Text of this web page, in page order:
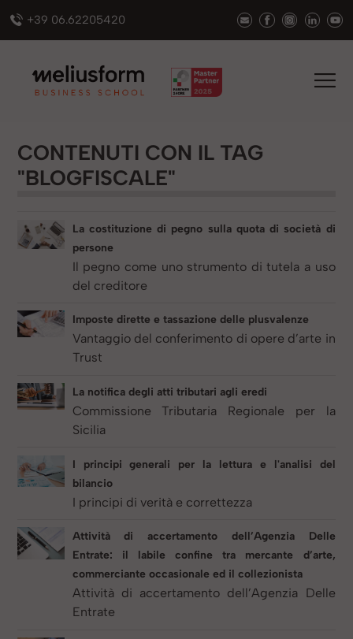
+39 06.62205420
CONTENUTI CON IL TAG
"BLOGFISCALE"
La costituzione di pegno sulla quota di società di
persone
Il pegno come uno strumento di tutela a uso
del creditore
Imposte dirette e tassazione delle plusvalenze
Vantaggio del conferimento di opere d’arte in
Trust
La notifica degli atti tributari agli eredi
Commissione Tributaria Regionale per la
Sicilia
I principi generali per la lettura e l'analisi del
bilancio
I principi di verità e correttezza
Attività di accertamento dell’Agenzia Delle
Entrate: il labile confine tra mercante d’arte,
commerciante occasionale ed il collezionista
Attività di accertamento dell’Agenzia Delle
Entrate